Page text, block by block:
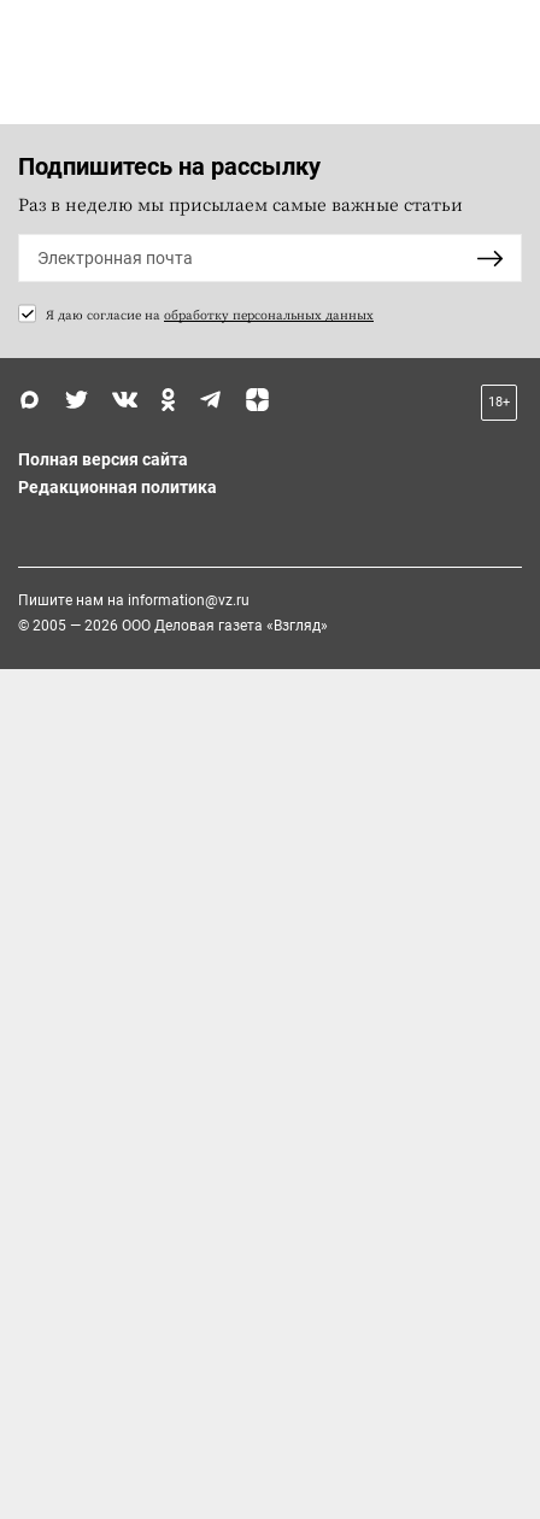
Подпишитесь на рассылку
Раз в неделю мы присылаем самые важные статьи
Я даю согласие на обработку персональных данных
18+
Полная версия сайта
Редакционная политика
Пишите нам на information@vz.ru
© 2005 — 2026 ООО Деловая газета «Взгляд»